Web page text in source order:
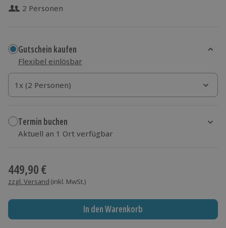
2 Personen
Gutschein kaufen
Flexibel einlösbar
1x (2 Personen)
1x (2 Personen)
1x (2 Personen)
Termin buchen
Aktuell an 1 Ort verfügbar
449,90 €
zzgl. Versand (inkl. MwSt.)
In den Warenkorb